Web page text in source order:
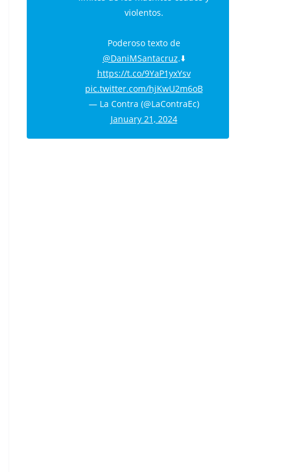
violentos.
Poderoso texto de
@DaniMSantacruz.⬇️
https://t.co/9YaP1yxYsv
pic.twitter.com/hjKwU2m6oB
— La Contra (@LaContraEc)
January 21, 2024